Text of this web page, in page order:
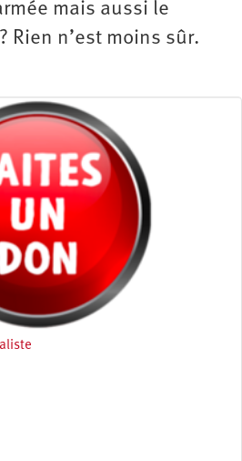
mais aussi le
Rien n’est moins sûr.